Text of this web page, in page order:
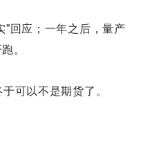
”回应；一年之后，量产
。
可以不是期货了。